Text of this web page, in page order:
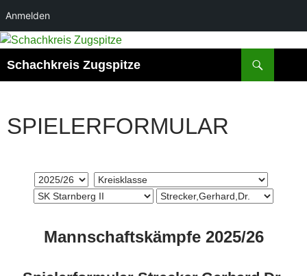
Anmelden
Zum
springen
Schachkreis Zugspitze
SPIELERFORMULAR
Mannschaftskämpfe 2025/26